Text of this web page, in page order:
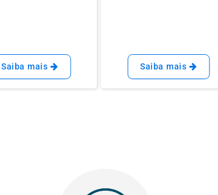
Saiba mais Saiba mais